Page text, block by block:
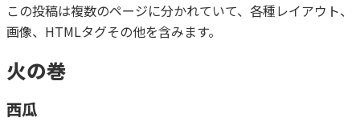
会社案内
この投稿は複数のページに分かれていて、各種レイアウト、
画像、HTMLタグその他を含みます。
火の巻
西瓜